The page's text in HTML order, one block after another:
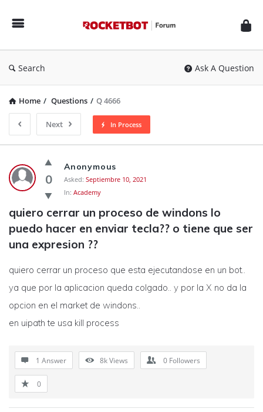
Forum
Search Ask A Question
Home / Questions / Q 4666
Next In Process
Rocketbot
Forum
Latest
Questions
0
Anonymous
Asked: Septiembre 10, 2021
In: Academy
quiero cerrar un proceso de windons lo
puedo hacer en enviar tecla?? o tiene que ser
una expresion ??
quiero cerrar un proceso que esta ejecutandose en un bot..
ya que por la aplicacion queda colgado.. y por la X no da la
opcion en el market de windons..
en uipath te usa kill process
1 Answer 8kViews 0 Followers
0